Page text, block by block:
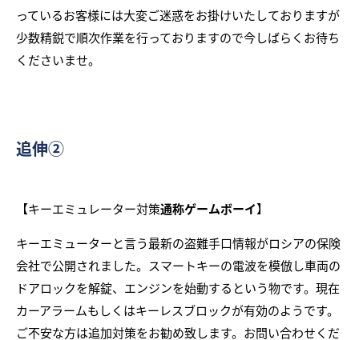
っているお客様には大変ご迷惑をお掛けいたしておりますが
少数精鋭で順次作業を行っておりますので今しばらくお待ち
くださいませ。
追伸②
【キーエミュレーター対策通称ゲームボーイ】
キーエミューターと言う最新の盗難手口情報がロシアの保険
会社で公開されました。スマートキーの電波を模倣し車両の
ドアロックを解錠、エンジンを始動するという物です。現在
カーアラームもしくはキーレスブロックが有効のようです。
ご不安な方は追加対策をお勧め致します。お問い合わせくだ